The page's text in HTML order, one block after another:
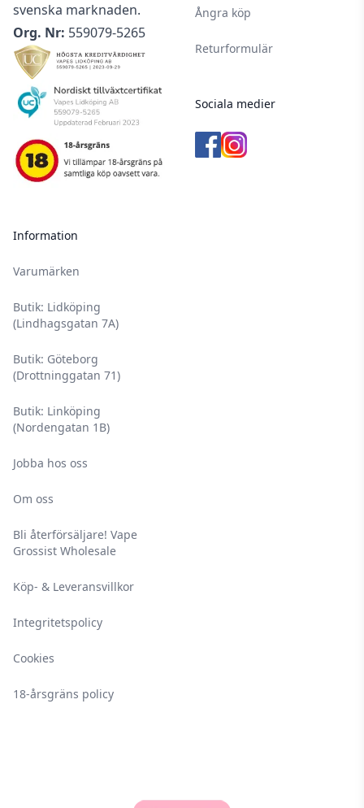
svenska marknaden.
Org. Nr: 559079-5265
Information
Varumärken
Butik: Lidköping
(Lindhagsgatan 7A)
Butik: Göteborg
(Drottninggatan 71)
Butik: Linköping
(Nordengatan 1B)
Jobba hos oss
Om oss
Bli återförsäljare! Vape
Grossist Wholesale
Köp- & Leveransvillkor
Integritetspolicy
Cookies
18-årsgräns policy
Ångra köp
Returformulär
Sociala medier